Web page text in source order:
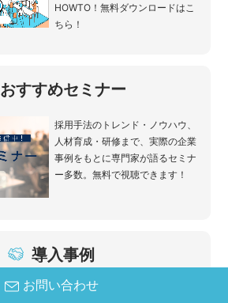
お問い合わせ
HOWTO！無料ダウンロードはこ
ちら！
おすすめセミナー
採用手法のトレンド・ノウハウ、
人材育成・研修まで、実際の企業
事例をもとに専門家が語るセミナ
ー多数。無料で視聴できます！
導入事例
採用の“量”から“精度”へ ゼロナ